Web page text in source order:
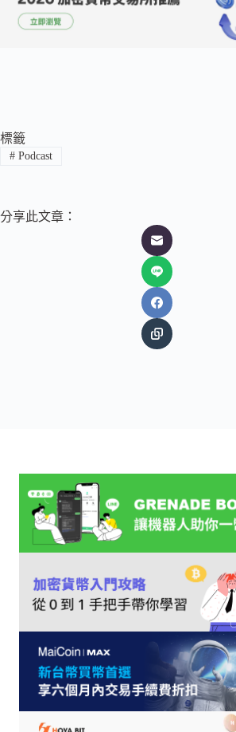
標籤
#Podcast
分享此文章：